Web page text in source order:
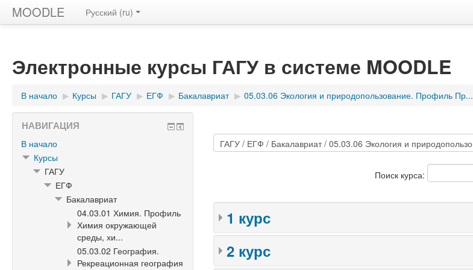
MOODLE Русский ‎(ru)‎
Электронные курсы ГАГУ в системе MOODLE
В начало ▶︎ Курсы ▶︎ ГАГУ ▶︎ ЕГФ ▶︎ Бакалавриат ▶︎ 05.03.06 Экология и природопользование. Профиль Пр...
Поиск курса:
1 курс
2 курс
НАВИГАЦИЯ
В начало
Курсы
ГАГУ
ЕГФ
Бакалавриат
04.03.01 Химия. Профиль
Химия окружающей
среды, хи...
05.03.02 География.
Рекреационная география